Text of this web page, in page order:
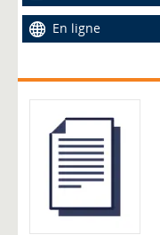
En ligne